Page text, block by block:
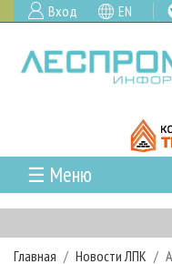
Вход EN
☰ Меню
ГЛАВНАЯ
РУБРИКИ И ТЕМЫ
Главная Новости ЛПК